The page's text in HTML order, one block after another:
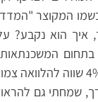
המקוצר
איך הוא נקבע?
בתחום
1%. בדרך, שמחתי גם